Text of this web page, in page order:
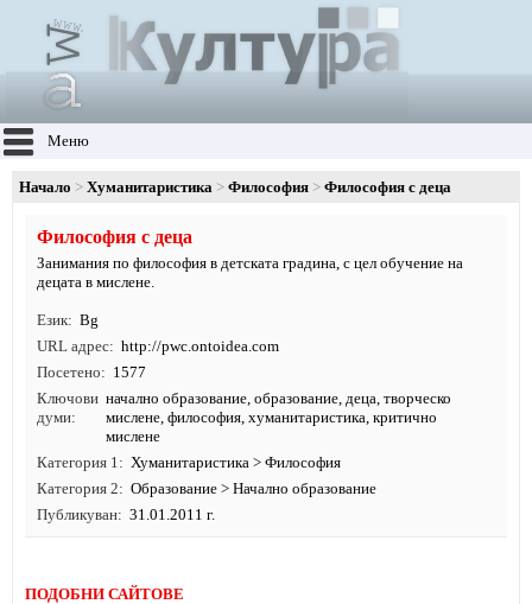
Меню
Начало Хуманитаристика Философия Философия с деца
Философия с деца
Занимания по философия в детската градина, с цел обучение на
децата в мислене.
Език
Bg
URL адрес
http://pwc.ontoidea.com
Посетено
1577
Ключови
думи
начално образование, образование, деца, творческо
мислене, философия, хуманитаристика, критично
мислене
Категория 1
Хуманитаристика > Философия
Категория 2
Образование > Начално образование
Публикуван
31.01.2011 г.
ПОДОБНИ САЙТОВЕ